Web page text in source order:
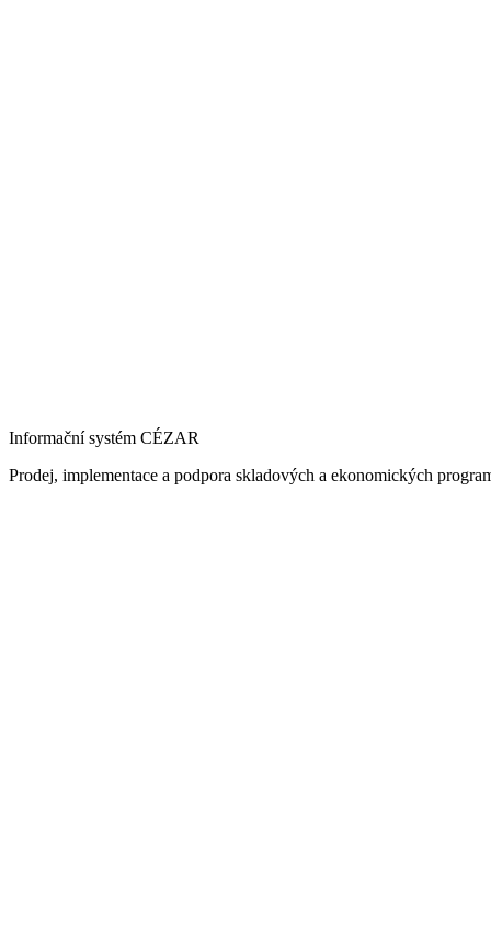
Informační systém CÉZAR
Prodej, implementace a podpora skladových a ekonomických